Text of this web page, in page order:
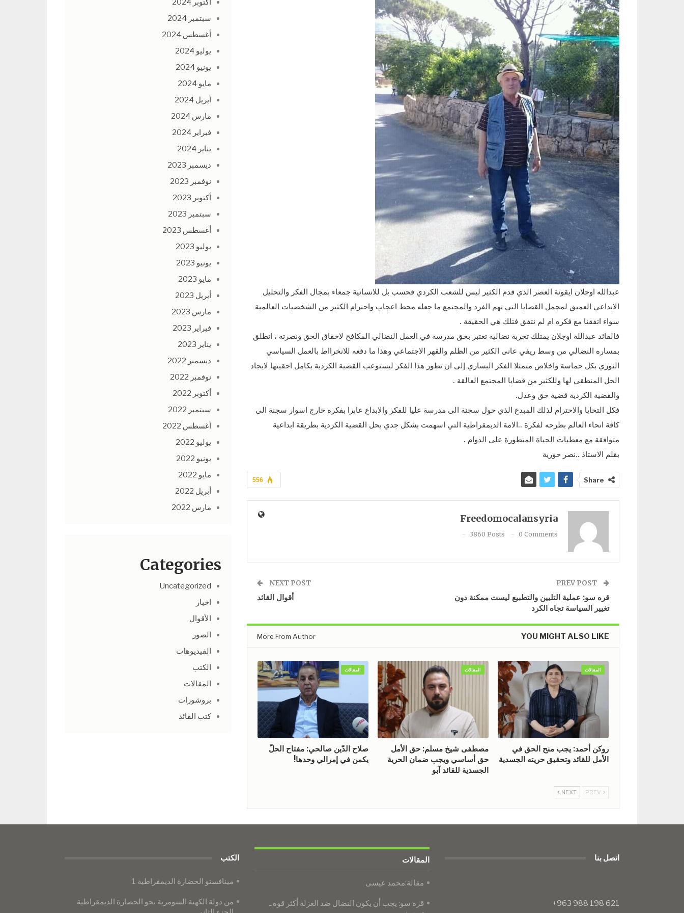
عبدالله اوجلان ايقونة العصر الذي قدم الكثير ليس للشعب الكردي فحسب بل للانسانية جمعاء بمجال الفكر والتحليل
الابداعي العميق لمجمل القضايا التي تهم الفرد والمجتمع ما جعله محط اعجاب واحترام الكثير من الشخصيات العالمية
سواء اتفقنا مع فكره ام لم نتفق فتلك هي الحقيقة .
فالقائد عبدالله اوجلان يمتلك تجربة نضالية تعتبر بحق مدرسة في العمل النضالي المكافح لاحقاق الحق ونصرته ، انطلق
بمساره النضالي من وسط ريفي عانى الكثير من الظلم والقهر الاجتماعي وهذا ما دفعه للانخرااط بالعمل السياسي
الثوري بكل حماسة واخلاص متمثلا الفكر اليساري إلى ان تطور هذا الفكر ليستوعب القضية الكردية بكامل احقيتها لايجاد
الحل المنطقي لها وللكثير من قضايا المجتمع العالقة .
والقضية الكردية قضية حق وعدل.
فكل التحايا والاحترام لذلك المبدع الذي حول سجنة الى مدرسة عليا للفكر والابداع عابرا بفكره خارج اسوار سجنة الى
كافة انحاء العالم بطرحه لفكرة ..الامة الديمقراطية التي اسهمت بشكل جدي بحل القضية الكردية بطريقة ابداعية
متوافقة مع معطيات الحياة المتطورة على الدوام .
بقلم الاستاذ ..نصر حورية
556 Share
Freedomocalansyria
3860 Posts 0 Comments
قره سو: عملية التليين والتطبيع ليست ممكنة دون
تغيير السياسة تجاه الكرد
NEXT POST
أقوال القائد
YOU MIGHT ALSO LIKE
More From Author
المقالات
روكن أحمد: يجب منح الحق في
الأمل للقائد وتحقيق حريته الجسدية
المقالات
مصطفى شيخ مسلم: حق الأمل
حق أساسي ويجب ضمان الحرية
الجسدية للقائد آبو
المقالات
صلاح الدّين صالحي: مفتاح الحلّ
يكمن في إمرالي وحدها!
NEXT
أكتوبر 2024
سبتمبر 2024
أغسطس 2024
يوليو 2024
يونيو 2024
مايو 2024
أبريل 2024
مارس 2024
فبراير 2024
يناير 2024
ديسمبر 2023
نوفمبر 2023
أكتوبر 2023
سبتمبر 2023
أغسطس 2023
يوليو 2023
يونيو 2023
مايو 2023
أبريل 2023
مارس 2023
فبراير 2023
يناير 2023
ديسمبر 2022
نوفمبر 2022
أكتوبر 2022
سبتمبر 2022
أغسطس 2022
يوليو 2022
يونيو 2022
مايو 2022
أبريل 2022
مارس 2022
Categories
Uncategorized
اخبار
الأقوال
الصور
الفيديوهات
الكتب
المقالات
بروشورات
كتب القائد
اتصل بنا المقالات
مقالة:محمد عيسى
قره سو: يجب أن يكون النضال ضد العزلة أكثر قوة ـ
الكتب
مينافستو الحضارة الديمقراطية 1
من دولة الكهنة السومرية نحو الحضارة الديمقراطية